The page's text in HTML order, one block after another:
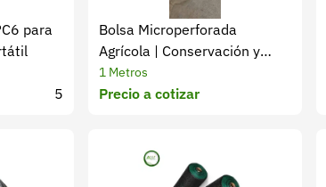
para
5
Bolsa Microperforada
Agrícola | Conservación y
Frescura
1 Metros
Precio a cotizar